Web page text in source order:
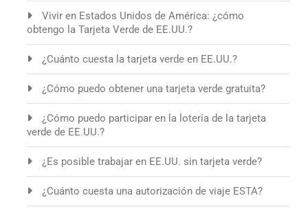
Vivir en Estados Unidos de América: ¿cómo
obtengo la Tarjeta Verde de EE.UU.?
¿Cuánto cuesta la tarjeta verde en EE.UU.?
¿Cómo puedo obtener una tarjeta verde gratuita?
¿Cómo puedo participar en la lotería de la tarjeta
verde de EE.UU.?
¿Es posible trabajar en EE.UU. sin tarjeta verde?
¿Cuánto cuesta una autorización de viaje ESTA?